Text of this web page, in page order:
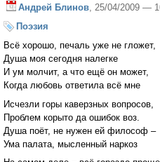
Андрей Блинов, 25/04/2009 —
Поэзия
Всё хорошо, печаль уже не гложет,
Душа моя сегодня налегке
И ум молчит, а что ещё он может,
Когда любовь ответила всё мне
Исчезли горы каверзных вопросов,
Проблем корыто да ошибок воз.
Душа поёт, не нужен ей философ –
Ума палата, мысленный наркоз